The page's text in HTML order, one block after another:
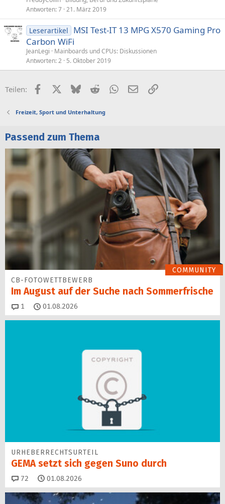
Antworten 7 21. März 2019
Leserartikel
MSI Test-IT 13 MPG X570 Gaming Pro
Carbon WiFi
JeanLegi
Mainboards und CPUs: Diskussionen
Antworten 2 5. Oktober 2019
Teilen: FacebookX (Twitter)
BlueskyRedditWhatsApp
E-MailLink
Freizeit, Sport und Unterhaltung
Passend zum Thema
COMMUNITY
CB-FOTOWETTBEWERB
Im August auf der Suche nach Sommerfrische
1 Kommentare
01.08.2026
URHEBERRECHTSURTEIL
GEMA setzt sich gegen Suno durch
72 Kommentare
01.08.2026